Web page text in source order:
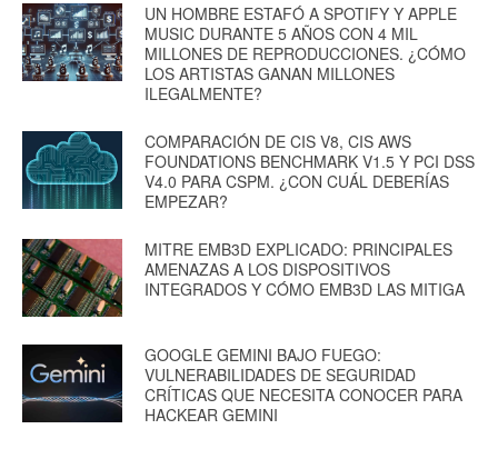
UN HOMBRE ESTAFÓ A SPOTIFY Y APPLE
MUSIC DURANTE 5 AÑOS CON 4 MIL
MILLONES DE REPRODUCCIONES. ¿CÓMO
LOS ARTISTAS GANAN MILLONES
ILEGALMENTE?
COMPARACIÓN DE CIS V8, CIS AWS
FOUNDATIONS BENCHMARK V1.5 Y PCI DSS
V4.0 PARA CSPM. ¿CON CUÁL DEBERÍAS
EMPEZAR?
MITRE EMB3D EXPLICADO: PRINCIPALES
AMENAZAS A LOS DISPOSITIVOS
INTEGRADOS Y CÓMO EMB3D LAS MITIGA
GOOGLE GEMINI BAJO FUEGO:
VULNERABILIDADES DE SEGURIDAD
CRÍTICAS QUE NECESITA CONOCER PARA
HACKEAR GEMINI